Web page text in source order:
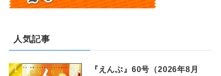
人気記事
『えんぶ』60号（2026年8月